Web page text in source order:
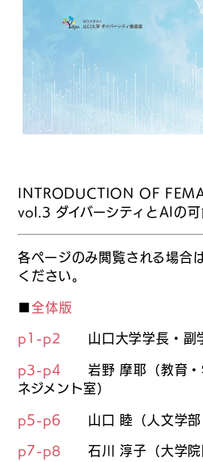
INTRODUCTION OF
vol.3 ダイバーシティとAIの可
各ページのみ閲覧される場合
ください。
■全体版
p1-p2 山口大学学長・副
p3-p4 岩野 摩耶（教育・
ネジメント室）
p5-p6 山口 睦（人文学部
p7-p8 石川 淳子（大学院